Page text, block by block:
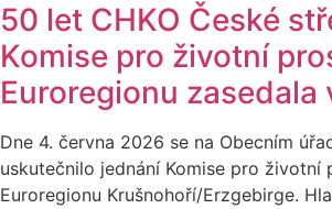
50 let CHKO České
Komise pro životní
Euroregionu zasedala
Dne 4. června 2026 se na Obecním
uskutečnilo jednání Komise pro životní
Euroregionu Krušnohoří/Erzgebirge.